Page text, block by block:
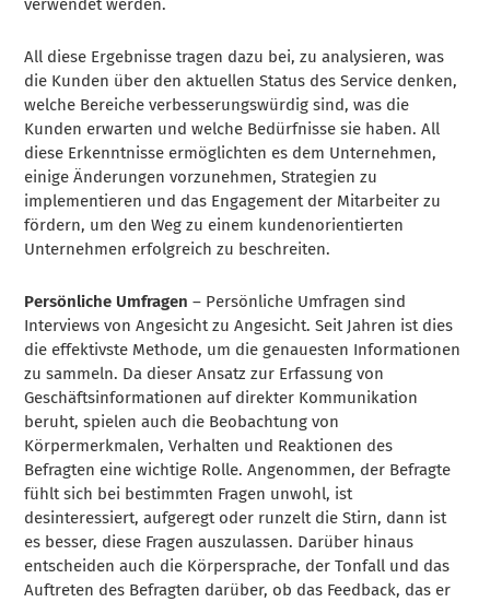
verwendet werden.
All diese Ergebnisse tragen dazu bei, zu analysieren, was
die Kunden über den aktuellen Status des Service denken,
welche Bereiche verbesserungswürdig sind, was die
Kunden erwarten und welche Bedürfnisse sie haben. All
diese Erkenntnisse ermöglichten es dem Unternehmen,
einige Änderungen vorzunehmen, Strategien zu
implementieren und das Engagement der Mitarbeiter zu
fördern, um den Weg zu einem kundenorientierten
Unternehmen erfolgreich zu beschreiten.
Persönliche Umfragen – Persönliche Umfragen sind
Interviews von Angesicht zu Angesicht. Seit Jahren ist dies
die effektivste Methode, um die genauesten Informationen
zu sammeln. Da dieser Ansatz zur Erfassung von
Geschäftsinformationen auf direkter Kommunikation
beruht, spielen auch die Beobachtung von
Körpermerkmalen, Verhalten und Reaktionen des
Befragten eine wichtige Rolle. Angenommen, der Befragte
fühlt sich bei bestimmten Fragen unwohl, ist
desinteressiert, aufgeregt oder runzelt die Stirn, dann ist
es besser, diese Fragen auszulassen. Darüber hinaus
entscheiden auch die Körpersprache, der Tonfall und das
Auftreten des Befragten darüber, ob das Feedback, das er